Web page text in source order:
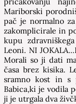
Mariborski
pač je normalno
zakomplicirale in
kupu
Leoni. NI
Morali so ji dati
časa brez kisika.
sramno kost in s
Babica,ki je vodila
ji je utrgala dva